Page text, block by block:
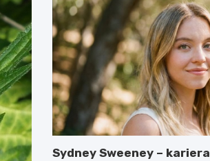
Sydney Sweeney –